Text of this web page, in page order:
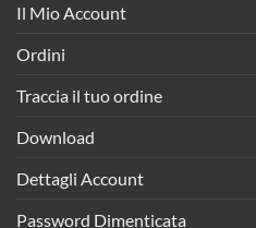
Il Mio Account
Ordini
Traccia il tuo ordine
Download
Dettagli Account
Password Dimenticata